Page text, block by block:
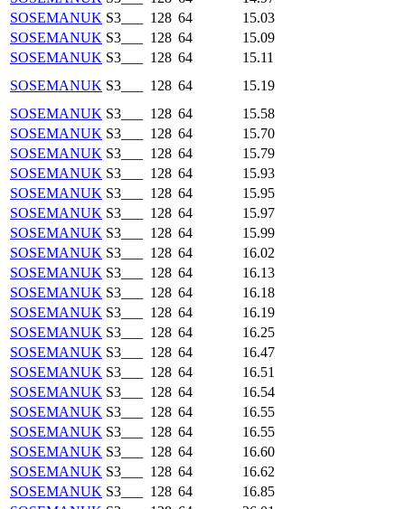
SOSEMANUK S3___ 128 64
15.03
SOSEMANUK S3___ 128 64
15.09
SOSEMANUK S3___ 128 64
15.11
SOSEMANUK S3___ 128 64
15.19
SOSEMANUK S3___ 128 64
15.58
SOSEMANUK S3___ 128 64
15.70
SOSEMANUK S3___ 128 64
15.79
SOSEMANUK S3___ 128 64
15.93
SOSEMANUK S3___ 128 64
15.95
SOSEMANUK S3___ 128 64
15.97
SOSEMANUK S3___ 128 64
15.99
SOSEMANUK S3___ 128 64
16.02
SOSEMANUK S3___ 128 64
16.13
SOSEMANUK S3___ 128 64
16.18
SOSEMANUK S3___ 128 64
16.19
SOSEMANUK S3___ 128 64
16.25
SOSEMANUK S3___ 128 64
16.47
SOSEMANUK S3___ 128 64
16.51
SOSEMANUK S3___ 128 64
16.54
SOSEMANUK S3___ 128 64
16.55
SOSEMANUK S3___ 128 64
16.55
SOSEMANUK S3___ 128 64
16.60
SOSEMANUK S3___ 128 64
16.62
SOSEMANUK S3___ 128 64
16.85